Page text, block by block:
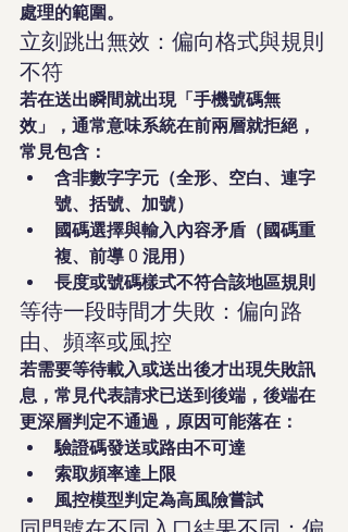
處理的範圍。
立刻跳出無效：偏向格式與規則
不符
若在送出瞬間就出現「手機號碼無
效」，通常意味系統在前兩層就拒絕，
常見包含：
含非數字字元（全形、空白、連字
號、括號、加號）
國碼選擇與輸入內容矛盾（國碼重
複、前導 0 混用）
長度或號碼樣式不符合該地區規則
等待一段時間才失敗：偏向路
由、頻率或風控
若需要等待載入或送出後才出現失敗訊
息，常見代表請求已送到後端，後端在
更深層判定不通過，原因可能落在：
驗證碼發送或路由不可達
索取頻率達上限
風控模型判定為高風險嘗試